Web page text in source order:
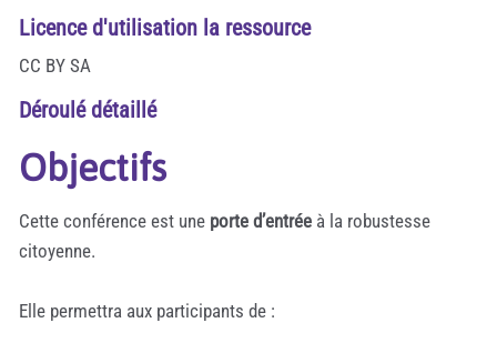
Licence d'utilisation la ressource
CC BY SA
Déroulé détaillé
Objectifs
Cette conférence est une porte d’entrée à la robustesse
citoyenne.
Elle permettra aux participants de :